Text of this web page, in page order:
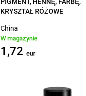
PIGMENT, HENNĘ, FARBĘ,
KRYSZTAŁ RÓŻOWE
China
W magazynie
1,72 eur